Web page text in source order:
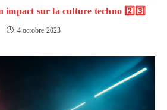
impact sur la culture techno 2️⃣3️⃣
4 octobre 2023